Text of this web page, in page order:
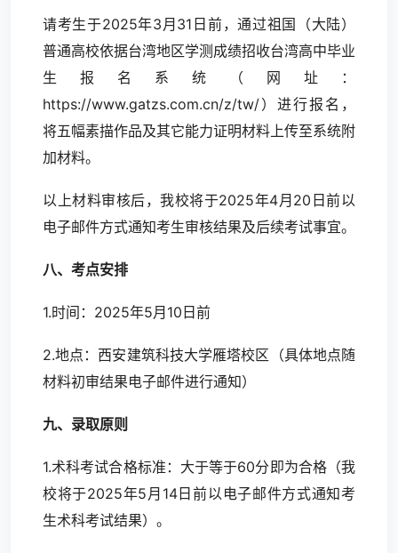
请考生于2025年3月31日前，通过祖国（大陆）
普通高校依据台湾地区学测成绩招收台湾高中毕业
生报名系统（网址：
https://www.gatzs.com.cn/z/tw/）进行报名，
将五幅素描作品及其它能力证明材料上传至系统附
加材料。
以上材料审核后，我校将于2025年4月20日前以
电子邮件方式通知考生审核结果及后续考试事宜。
八、考点安排
1.时间：2025年5月10日前
2.地点：西安建筑科技大学雁塔校区（具体地点随
材料初审结果电子邮件进行通知）
九、录取原则
1.术科考试合格标准：大于等于60分即为合格（我
校将于2025年5月14日前以电子邮件方式通知考
生术科考试结果）。